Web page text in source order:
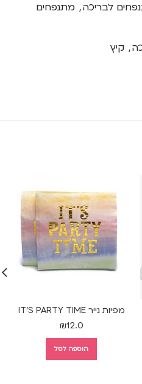
לבריכה, מתנפחים
, קיץ
מפיות נייר IT'S PARTY TIME
₪12.0
הוספה לסל